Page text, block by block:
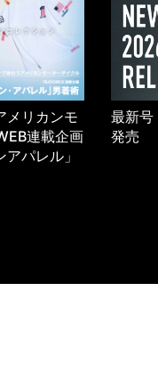
メリカンモ
連載企画
パレル」
最新
発売